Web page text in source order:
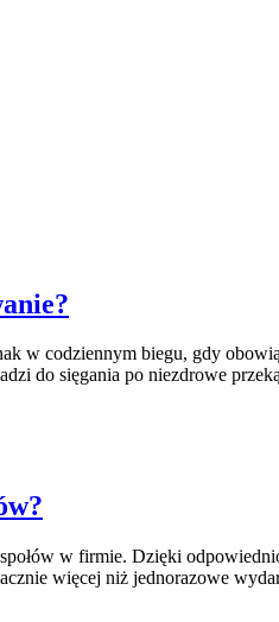
w codziennym biegu, gdy
do sięgania po niezdrowe
w firmie. Dzięki
więcej niż jednorazowe